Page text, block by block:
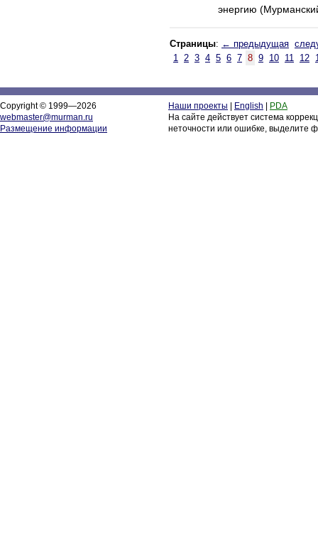
энергию
Страницы: ← предыдущая
1 2 3 4 5 6 7 8 9 10 11 12
Copyright © 1999—2026
webmaster@murman.ru
Размещение информации
Наши проекты English
PDA
На сайте действует система
неточности или ошибке, выделите